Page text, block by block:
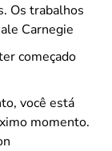
Os trabalhos
Carnegie
começado
você está
momento.